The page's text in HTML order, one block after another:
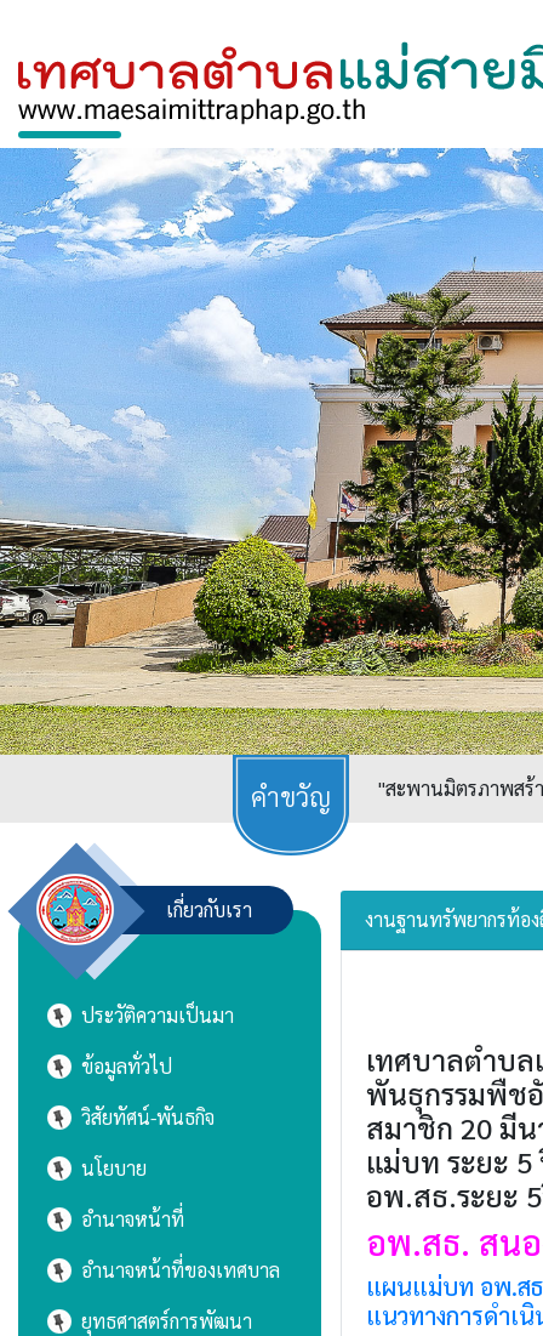
"สะพานมิตรภาพสร้
เกี่ยวกับเรา
ประวัติความเป็นมา
ข้อมูลทั่วไป
วิสัยทัศน์-พันธกิจ
นโยบาย
อำนาจหน้าที่
อำนาจหน้าที่ของเทศบาล
ยุทธศาสตร์การพัฒนา
งานฐานทรัพยากรท้อ
เทศบาลตำบล
พันธุกรรมพืชอั
สมาชิก 20 มี
แม่บท ระยะ
อพ.สธ.ระยะ
อพ.สธ. สน
แผนแม่บท อพ.ส
แนวทางการดำเ